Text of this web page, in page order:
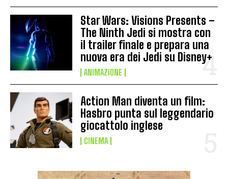
Star Wars: Visions Presents –
The Ninth Jedi si mostra con
il trailer finale e prepara una
nuova era dei Jedi su Disney+
ANIMAZIONE
Action Man diventa un film:
Hasbro punta sul leggendario
giocattolo inglese
CINEMA